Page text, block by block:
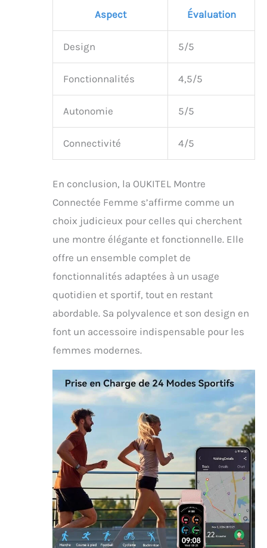
Aspect Évaluation
Design 5/5
Fonctionnalités 4,5/5
Autonomie 5/5
Connectivité 4/5
En conclusion, la OUKITEL Montre
Connectée Femme s’affirme comme un
choix judicieux pour celles qui cherchent
une montre élégante et fonctionnelle. Elle
offre un ensemble complet de
fonctionnalités adaptées à un usage
quotidien et sportif, tout en restant
abordable. Sa polyvalence et son design en
font un accessoire indispensable pour les
femmes modernes.